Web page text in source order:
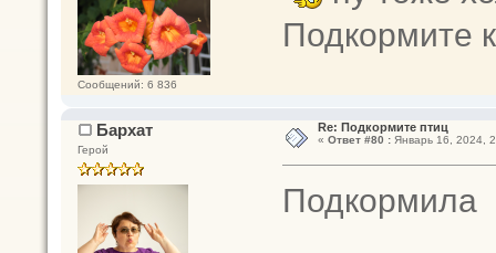
Сообщений: 6 836
Подкормите
Бархат
Герой
Re: Подкормите птиц
« Ответ #80 :Январь 16, 2024,
Подкормила